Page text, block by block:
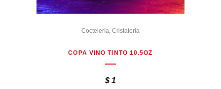
Coctelería Cristalería
COPA VINO TINTO 10.5OZ
$ 1